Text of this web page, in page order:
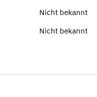
Nicht bekannt
Nicht bekannt